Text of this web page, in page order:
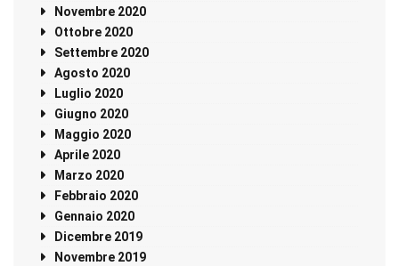
Novembre 2020
Ottobre 2020
Settembre 2020
Agosto 2020
Luglio 2020
Giugno 2020
Maggio 2020
Aprile 2020
Marzo 2020
Febbraio 2020
Gennaio 2020
Dicembre 2019
Novembre 2019